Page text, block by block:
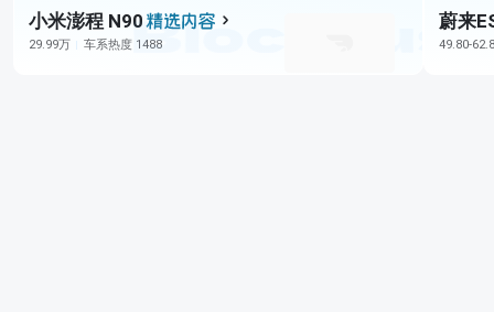
小米澎程 N90
29.99万 车系热度 1488
蔚来
49.80-